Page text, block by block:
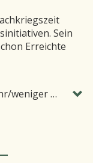
Sein
Erreichte
weniger …